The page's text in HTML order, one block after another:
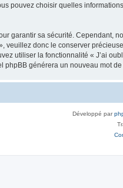
pouvez choisir quelles
garantir sa sécurité. Cependant,
veuillez donc le conserver
utiliser la fonctionnalité « J’ai
générera un nouveau mot
Développé par